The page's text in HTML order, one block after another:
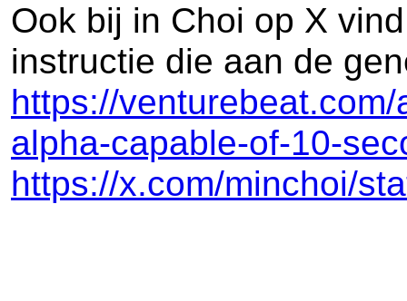
Ook bij in Choi op X
instructie die aan de
https://
alpha-capable-of-10-
https://x.com/minchoi/